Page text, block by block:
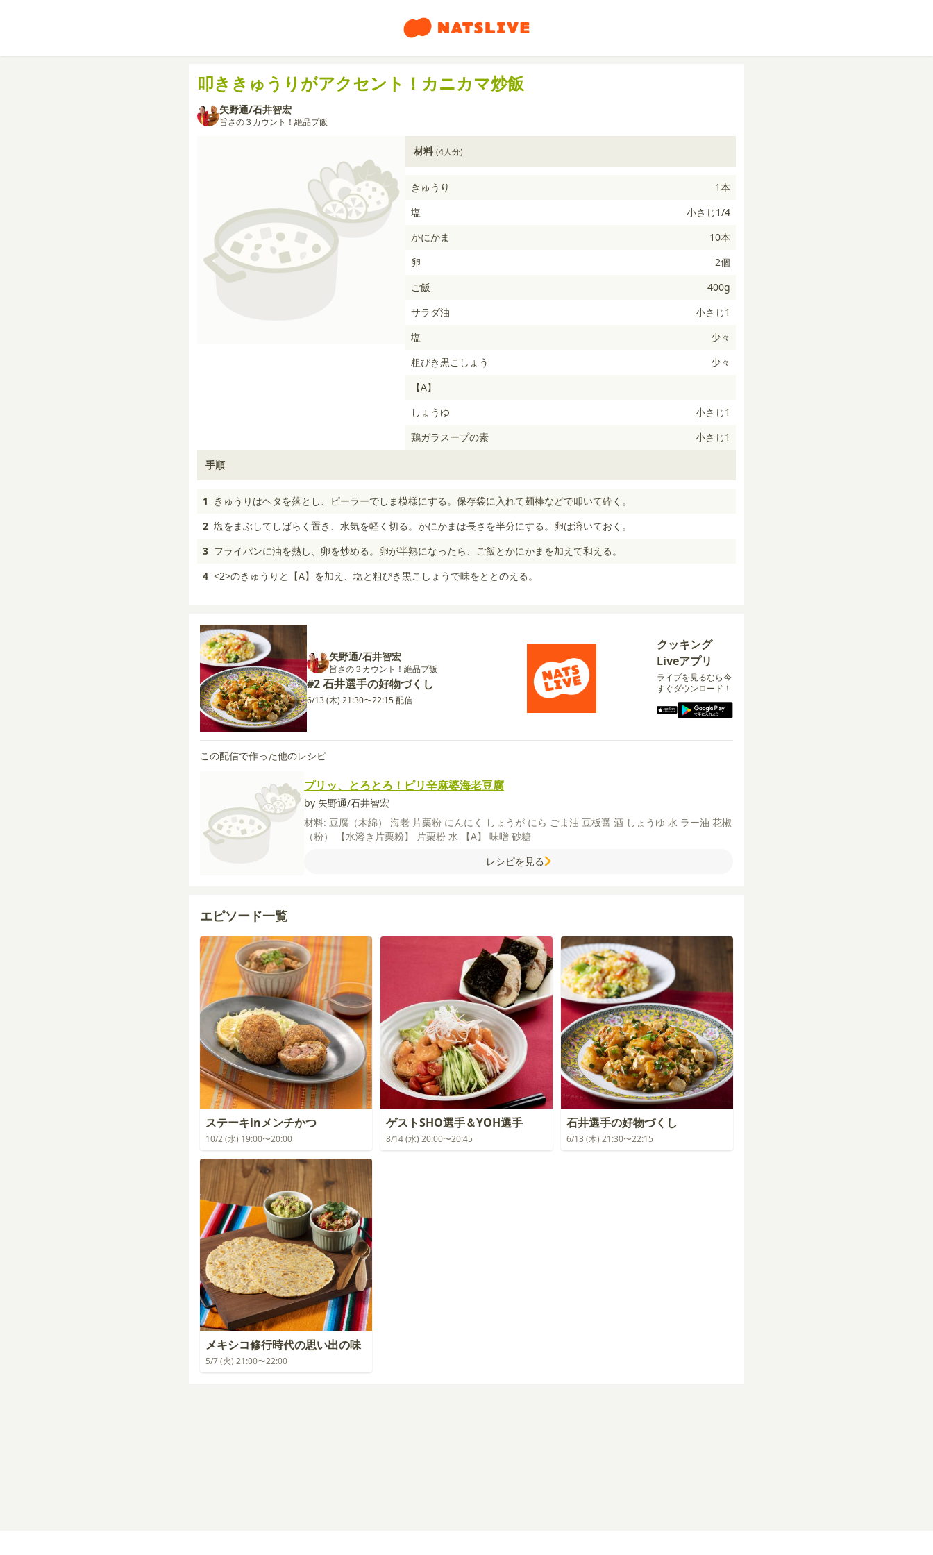
叩ききゅうりがアクセント！カニカマ炒飯
矢野通/石井智宏
旨さの３カウント！絶品プ飯
材料 (4人分)
きゅうり
1本
塩
小さじ1/4
かにかま
10本
卵
2個
ご飯
400g
サラダ油
小さじ1
塩
少々
粗びき黒こしょう
少々
【A】
しょうゆ
小さじ1
鶏ガラスープの素
小さじ1
手順
1
きゅうりはヘタを落とし、ピーラーでしま模様にする。保存袋に入れて麺棒などで叩いて砕く。
2 塩をまぶしてしばらく置き、水気を軽く切る。かにかまは長さを半分にする。卵は溶いておく。
3 フライパンに油を熱し、卵を炒める。卵が半熟になったら、ご飯とかにかまを加えて和える。
4 <2>のきゅうりと【A】を加え、塩と粗びき黒こしょうで味をととのえる。
矢野通/石井智宏
旨さの３カウント！絶品プ飯
#2 石井選手の好物づくし
6/13 (木) 21:30〜22:15 配信
クッキング
Liveアプリ
ライブを見るなら今
すぐダウンロード！
この配信で作った他のレシピ
プリッ、とろとろ！ピリ辛麻婆海老豆腐
by 矢野通/石井智宏
材料: 豆腐（木綿） 海老 片栗粉 にんにく しょうが にら ごま油 豆板醤 酒 しょうゆ 水 ラー油 花椒
（粉）
【水溶き片栗粉】 片栗粉 水 【A】 味噌 砂糖
レシピを見る
エピソード一覧
ステーキinメンチかつ
10/2 (水) 19:00〜20:00
ゲストSHO選手＆YOH選手
8/14 (水) 20:00〜20:45
石井選手の好物づくし
6/13 (木) 21:30〜22:15
メキシコ修行時代の思い出の味
5/7 (火) 21:00〜22:00